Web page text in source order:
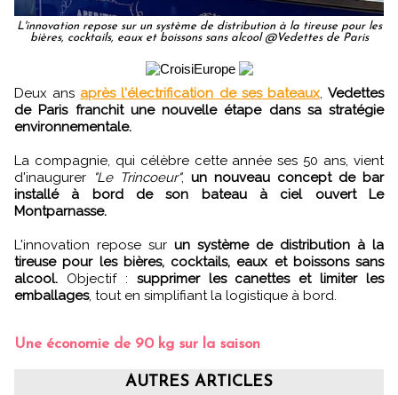
L'innovation repose sur un système de distribution à la tireuse pour les
bières, cocktails, eaux et boissons sans alcool @Vedettes de Paris
Deux ans après l'électrification de ses bateaux,Vedettes
de Paris franchit une nouvelle étape dans sa stratégie
environnementale.
La compagnie, qui célèbre cette année ses 50 ans, vient
d'inaugurer
"Le Trincoeur", un nouveau concept de bar
installé à bord de son bateau à ciel ouvert Le
Montparnasse.
L'innovation repose sur un système de distribution à la
tireuse pour les bières, cocktails, eaux et boissons sans
alcool. Objectif : supprimer les canettes et limiter les
emballages, tout en simplifiant la logistique à bord.
Une économie de 90 kg sur la saison
AUTRES ARTICLES